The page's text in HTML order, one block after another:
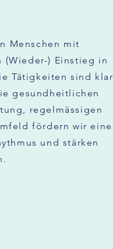
Menschen mit
(Wieder-) Einstieg in
Tätigkeiten sind klar
gesundheitlichen
regelmässigen
fördern wir eine
und stärken